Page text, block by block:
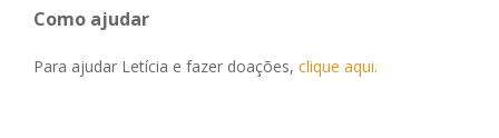
Como ajudar
Para ajudar Letícia e fazer doações, clique aqui.